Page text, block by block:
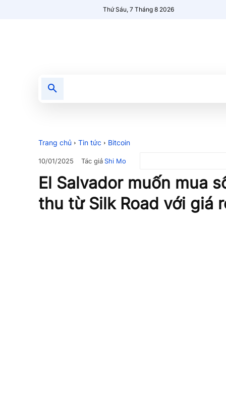
Thứ Sáu, 7 Tháng 8 2026
Trang chủ Tin tức Bitcoin
10/01/2025 Tác giảShi Mo
El Salvador muốn mua
thu từ Silk Road với giá